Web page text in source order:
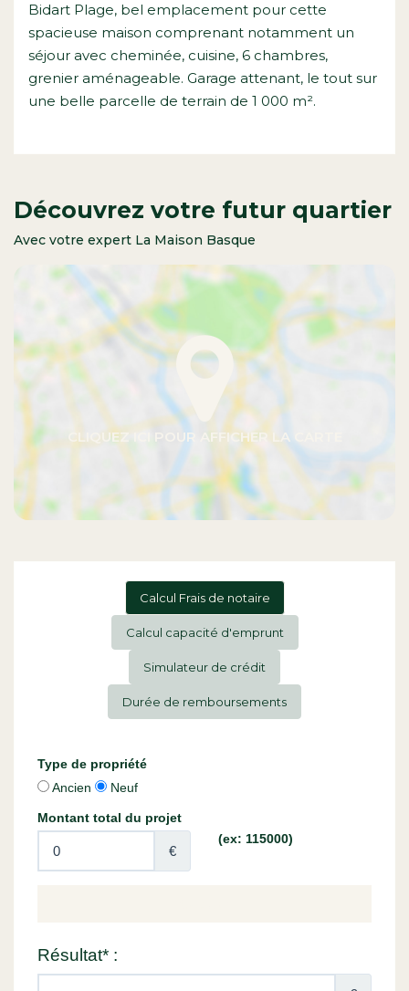
Bidart Plage, bel emplacement pour cette
spacieuse maison comprenant notamment un
séjour avec cheminée, cuisine, 6 chambres,
grenier aménageable. Garage attenant, le tout sur
une belle parcelle de terrain de 1 000 m².
Découvrez votre futur quartier
Avec votre expert La Maison Basque
Calcul Frais de notaire
Calcul capacité d'emprunt
Simulateur de crédit
Durée de remboursements